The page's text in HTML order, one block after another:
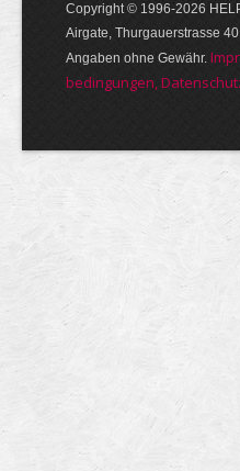
Copyright © 1996-2026
Airgate, Thurgauer­strasse
Angaben ohne Gewähr.
bedin­gungen,